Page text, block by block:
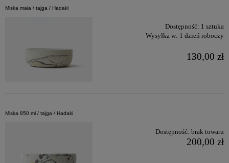
Miska mała / tajga / Hadaki
Dostępność: 1 sztuka
Wysyłka w: 1 dzień roboczy
130,00 zł
Miska 850 ml / tajga / Hadaki
Dostępność: brak towaru
200,00 zł